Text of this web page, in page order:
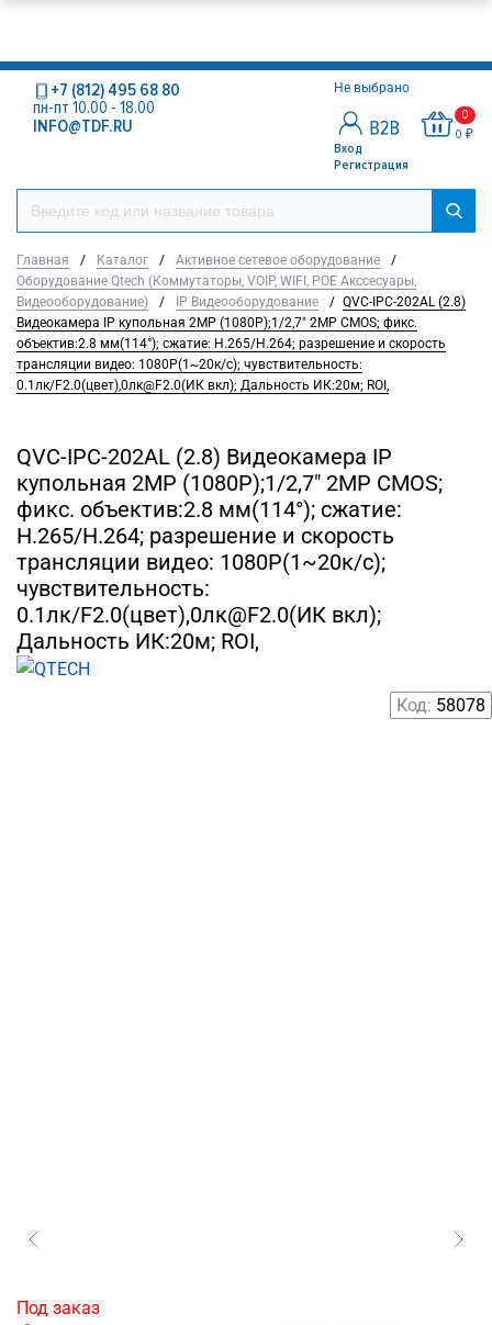
Не выбрано
Вход
Регистрация
0
0 ₽
+7 (812) 495 68 80
пн-пт 10.00 - 18.00
INFO@TDF.RU
Главная / Каталог / Активное сетевое оборудование
/
Оборудование Qtech (Коммутаторы, VOIP, WIFI, POE Акссесуары,
Видеооборудование)
/ IP Видеооборудование / QVC-IPC-202AL (2.8)
Видеокамера IP купольная 2MP (1080P);1/2,7" 2MP CMOS; фикс.
объектив:2.8 мм(114°); сжатие: H.265/H.264; разрешение и скорость
трансляции видео: 1080P(1~20к/c); чувствительность:
0.1лк/F2.0(цвет),0лк@F2.0(ИК вкл); Дальность ИК:20м; ROI,
QVC-IPC-202AL (2.8) Видеокамера IP
купольная 2MP (1080P);1/2,7" 2MP CMOS;
фикс. объектив:2.8 мм(114°); сжатие:
H.265/H.264; разрешение и скорость
трансляции видео: 1080P(1~20к/c);
чувствительность:
0.1лк/F2.0(цвет),0лк@F2.0(ИК вкл);
Дальность ИК:20м; ROI,
Код: 58078
Под заказ